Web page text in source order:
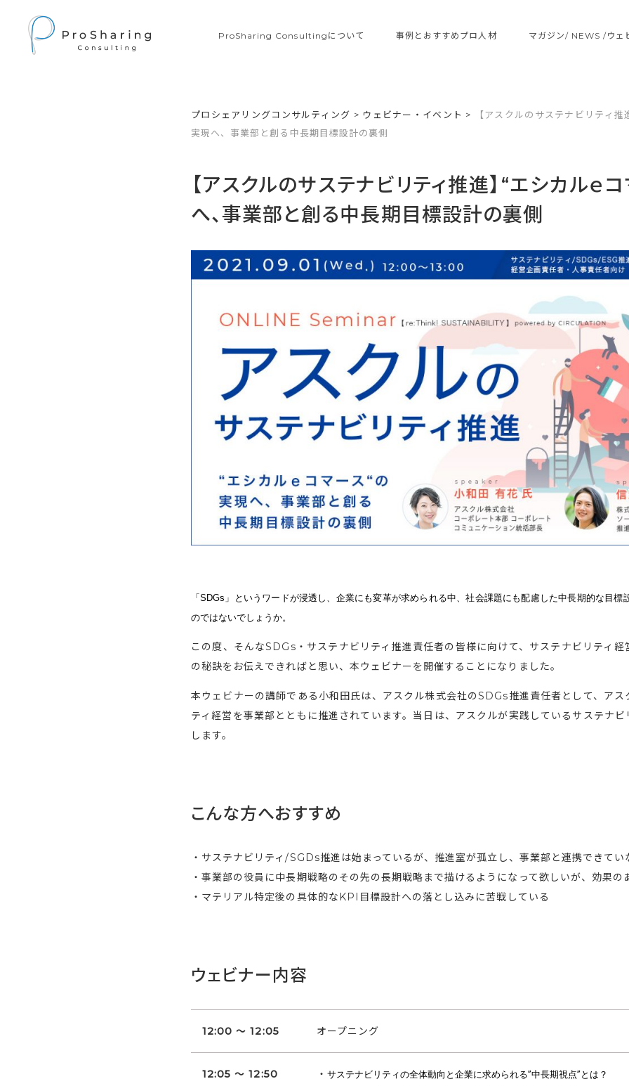
ProSharing Consultingについて 事例とおすすめプロ人材 マガジン/ NEWS /ウェ
プロシェアリングコンサルティング > ウェビナー・イベント >
【アスクルのサステナビリティ
実現へ、事業部と創る中長期目標設計の裏側
【アスクルのサステナビリティ推進】“エシカルｅ
へ、事業部と創る中長期目標設計の裏側
「SDGs」というワードが浸透し、企業にも変革が求められる中、社会課題にも配慮した中長期的な目標
のではないでしょうか。
この度、そんなSDGs・サステナビリティ推進責任者の皆様に向けて、サステナビリティ
の秘訣をお伝えできればと思い、本ウェビナーを開催することになりました。
本ウェビナーの講師である小和田氏は、アスクル株式会社のSDGs推進責任者として、アス
ティ経営を事業部とともに推進されています。当日は、アスクルが実践しているサステナ
します。
こんな方へおすすめ
・サステナビリティ/SGDs推進は始まっているが、推進室が孤立し、事業部と連携できてい
・事業部の役員に中長期戦略のその先の長期戦略まで描けるようになって欲しいが、効果の
・マテリアル特定後の具体的なKPI目標設計への落とし込みに苦戦している
ウェビナー内容
12:00 ～ 12:05 オープニング
12:05 ～ 12:50 ・サステナビリティの全体動向と企業に求められる”中長期視点”とは？